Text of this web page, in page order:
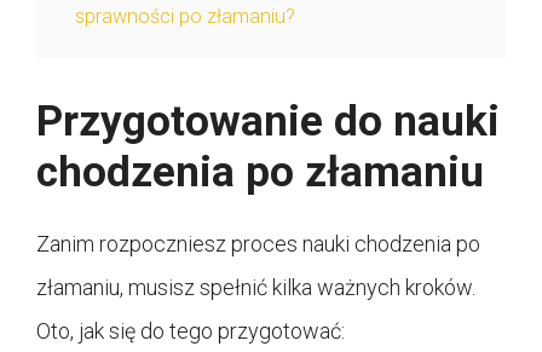
sprawności po złamaniu?
Przygotowanie do nauki
chodzenia po złamaniu
Zanim rozpoczniesz proces nauki chodzenia po
złamaniu, musisz spełnić kilka ważnych kroków.
Oto, jak się do tego przygotować: